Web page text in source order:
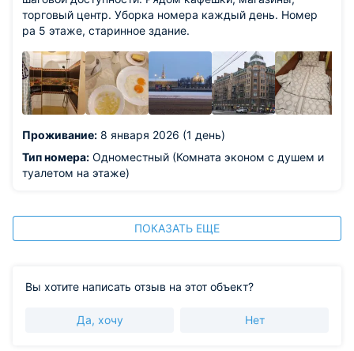
торговый центр. Уборка номера каждый день. Номер
ра 5 этаже, старинное здание.
Проживание: 8 января 2026 (1 день)
Тип номера: Одноместный (Комната эконом с душем и
туалетом на этаже)
ПОКАЗАТЬ ЕЩЕ
Вы хотите написать отзыв на этот объект?
Да, хочу Нет